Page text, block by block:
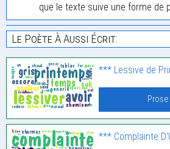
que le texte suive une forme de
Le Poète À Aussi Écrit:
*** Lessive de
*** Complainte